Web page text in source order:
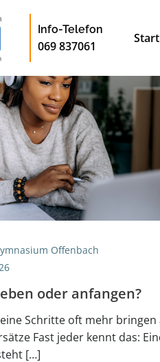
Info-Telefon
069 837061
Start
Offenbach
oder anfangen?
Schritte oft mehr bringen
Fast jeder kennt das:
[…]